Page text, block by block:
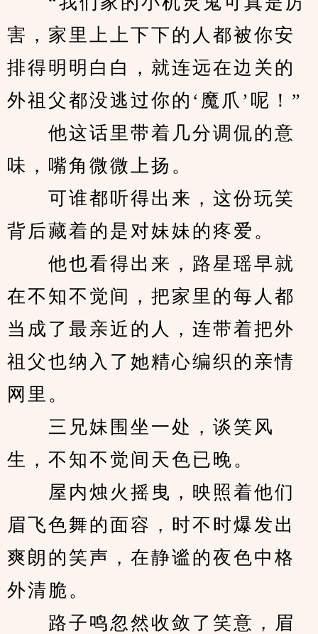
害，家里上上下下的人都被你安
排得明明白白，就连远在边关的
外祖父都没逃过你的‘魔爪’呢！”
他这话里带着几分调侃的意
味，嘴角微微上扬。
可谁都听得出来，这份玩笑
背后藏着的是对妹妹的疼爱。
他也看得出来，路星瑶早就
在不知不觉间，把家里的每人都
当成了最亲近的人，连带着把外
祖父也纳入了她精心编织的亲情
网里。
三兄妹围坐一处，谈笑风
生，不知不觉间天色已晚。
屋内烛火摇曳，映照着他们
眉飞色舞的面容，时不时爆发出
爽朗的笑声，在静谧的夜色中格
外清脆。
路子鸣忽然收敛了笑意，眉